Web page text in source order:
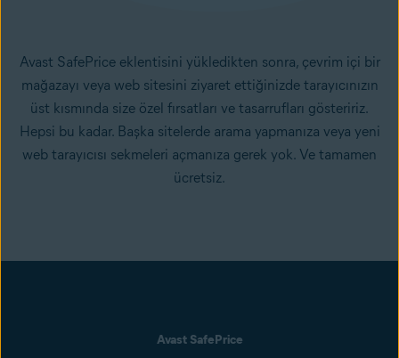
Avast SafePrice eklentisini yükledikten sonra, çevrim içi bir
mağazayı veya web sitesini ziyaret ettiğinizde tarayıcınızın
üst kısmında size özel fırsatları ve tasarrufları gösteririz.
Hepsi bu kadar. Başka sitelerde arama yapmanıza veya yeni
web tarayıcısı sekmeleri açmanıza gerek yok. Ve tamamen
ücretsiz.
Avast SafePrice